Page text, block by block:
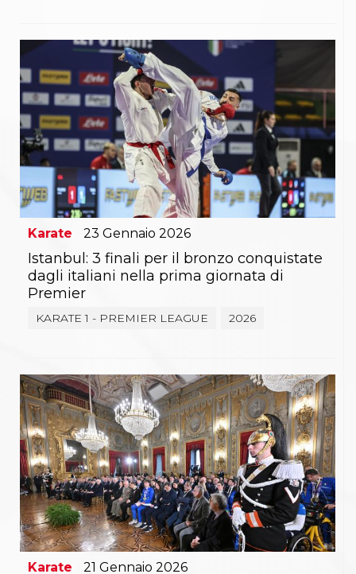
Karate 23 Gennaio 2026
Istanbul: 3 finali per il bronzo conquistate
dagli italiani nella prima giornata di
Premier
KARATE 1 - PREMIER LEAGUE 2026
Karate 21 Gennaio 2026